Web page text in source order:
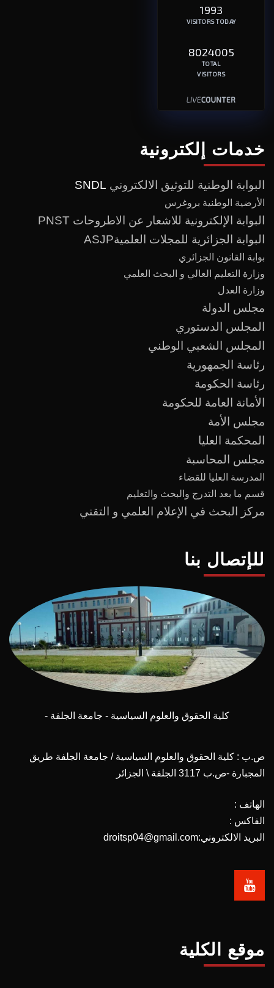
1993
VISITORS TODAY
8024005
TOTAL
VISITORS
خدمات إلكترونية
البوابة الوطنية للتوثيق الالكتروني
الأرضية الوطنية بروغرس
البوابة الإلكترونية للاشعار عن الاطروحات PNST
البوابة الجزائرية للمجلات العلميةASJP
بوابة القانون الجزائري
وزارة التعليم العالي و البحث العلمي
وزارة العدل
مجلس الدولة
المجلس الدستوري
المجلس الشعبي الوطني
رئاسة الجمهورية
رئاسة الحكومة
الأمانة العامة للحكومة
مجلس الأمة
المحكمة العليا
مجلس المحاسبة
المدرسة العليا للقضاء
قسم ما بعد التدرج و البحث والتعليم
مركز البحث في الإعلام العلمي و التقني
للإتصال بنا
كلية الحقوق والعلوم السياسية - جامعة الجلفة -
ص.ب : كلية الحقوق والعلوم السياسية / جامعة الجلفة طريق
المجبارة -ص.ب 3117 الجلفة \ الجزائر
الهاتف :
الفاكس :
البريد الالكتروني:droitsp04@gmail.com
موقع الكلية